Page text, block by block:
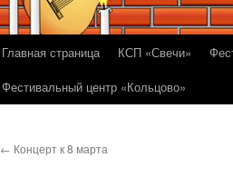
Главная страница КСП «Свечи»
Фестивальный центр «Кольцово»
← Концерт к 8 марта